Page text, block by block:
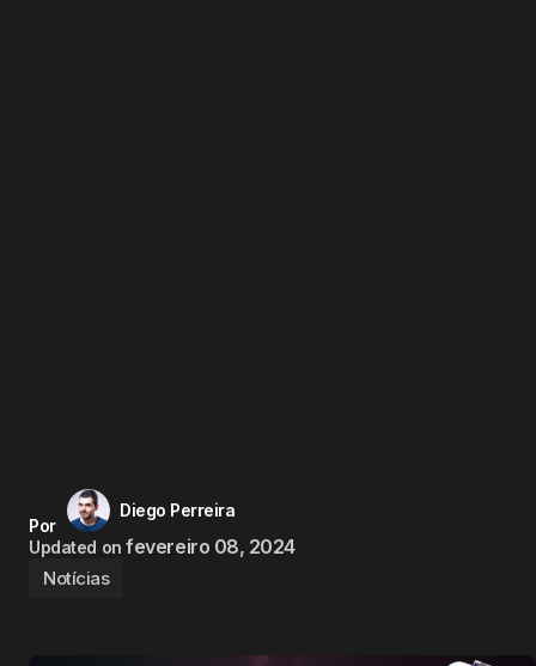
Por
Diego Perreira
Updated on fevereiro 08, 2024
Notícias